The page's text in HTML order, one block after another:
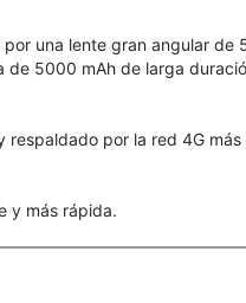
una lente gran angular
5000 mAh de larga
por la red 4G
y más rápida.